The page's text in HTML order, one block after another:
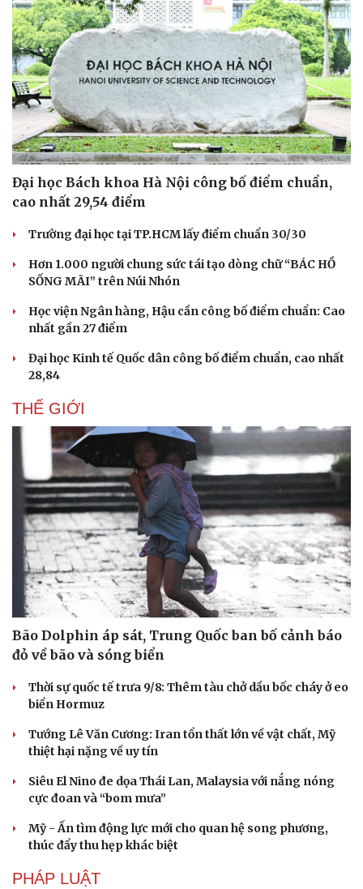
Văn hóa
Sân khấu - Điện ảnh
Văn học
Âm nhạc
Di sản
Nghệ sĩ
Thời trang
Sao Việt
Đại học Bách khoa Hà Nội công bố điểm chuẩn,
cao nhất 29,54 điểm
Trường đại học tại TP.HCM lấy điểm chuẩn 30/30
Hơn 1.000 người chung sức tái tạo dòng chữ “BÁC HỒ
SỐNG MÃI” trên Núi Nhón
Học viện Ngân hàng, Hậu cần công bố điểm chuẩn: Cao
nhất gần 27 điểm
Đại học Kinh tế Quốc dân công bố điểm chuẩn, cao nhất
28,84
THẾ GIỚI
Bão Dolphin áp sát, Trung Quốc ban bố cảnh báo
đỏ về bão và sóng biển
Thời sự quốc tế trưa 9/8: Thêm tàu chở dầu bốc cháy ở eo
biển Hormuz
Tướng Lê Văn Cương: Iran tổn thất lớn về vật chất, Mỹ
thiệt hại nặng về uy tín
Siêu El Nino đe dọa Thái Lan, Malaysia với nắng nóng
cực đoan và “bom mưa”
Mỹ - Ấn tìm động lực mới cho quan hệ song phương,
thúc đẩy thu hẹp khác biệt
PHÁP LUẬT